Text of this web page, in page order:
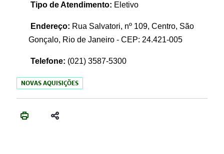
Tipo de Atendimento: Eletivo
Endereço: Rua Salvatori, nº 109, Centro, São
Gonçalo, Rio de Janeiro - CEP: 24.421-005
Telefone: (021) 3587-5300
NOVAS AQUISIÇÕES